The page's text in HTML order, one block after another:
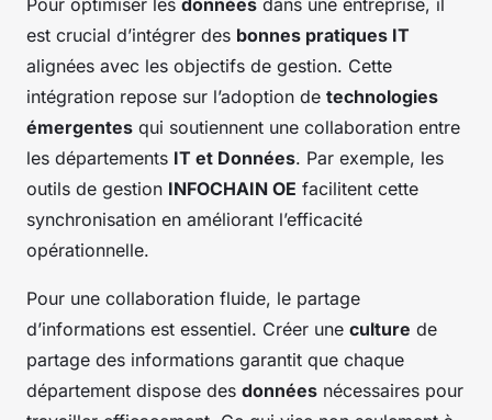
est crucial d’intégrer des bonnes pratiques IT
alignées avec les objectifs de gestion. Cette
intégration repose sur l’adoption de technologies
émergentes qui soutiennent une collaboration entre
les départements IT et Données. Par exemple, les
outils de gestion INFOCHAIN OE facilitent cette
synchronisation en améliorant l’efficacité
opérationnelle.
Pour une collaboration fluide, le partage
d’informations est essentiel. Créer une culture de
partage des informations garantit que chaque
département dispose des données nécessaires pour